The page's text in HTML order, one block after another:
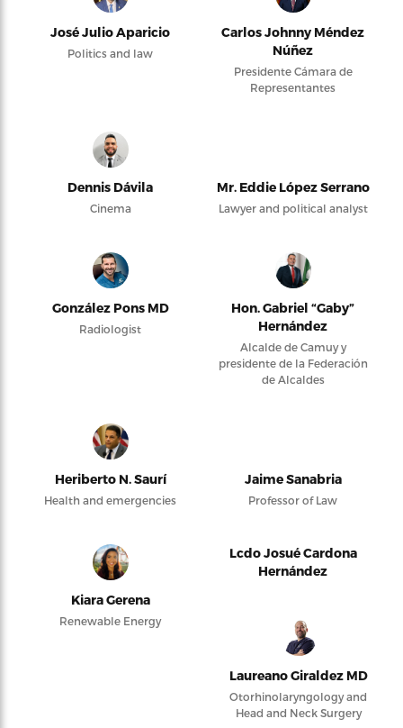
José Julio Aparicio
Politics and law
Carlos Johnny Méndez
Núñez
Presidente Cámara de
Representantes
Dennis Dávila
Cinema
Mr. Eddie López Serrano
Lawyer and political analyst
González Pons MD
Radiologist
Hon. Gabriel “Gaby”
Hernández
Alcalde de Camuy y
presidente de la Federación
de Alcaldes
Heriberto N. Saurí
Health and emergencies
Jaime Sanabria
Professor of Law
Kiara Gerena
Renewable Energy
Lcdo Josué Cardona
Hernández
Laureano Giraldez MD
Otorhinolaryngology and
Head and Neck Surgery